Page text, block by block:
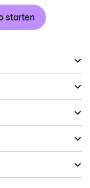
starten